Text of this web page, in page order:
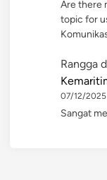
Are there
topic for
Rangga
07/12/2025
Sangat